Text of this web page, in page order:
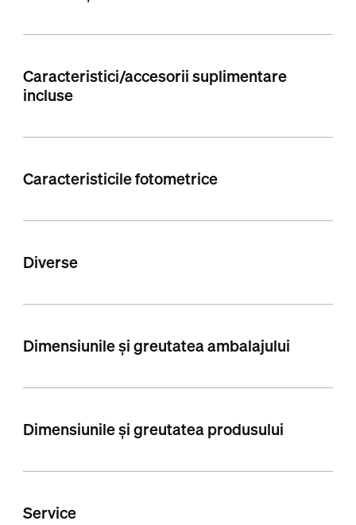
Caracteristici/accesorii suplimentare
incluse
Caracteristicile fotometrice
Diverse
Dimensiunile și greutatea ambalajului
Dimensiunile și greutatea produsului
Service